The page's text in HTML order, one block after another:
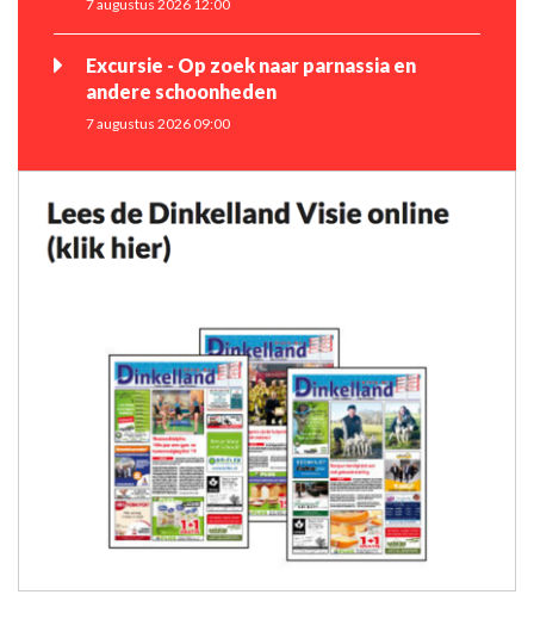
7 augustus 2026 12:00
Excursie - Op zoek naar parnassia en
andere schoonheden
7 augustus 2026 09:00